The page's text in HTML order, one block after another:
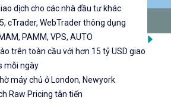
dịch cho các nhà đầu tư khác
cTrader, WebTrader thông dụng
PAMM, VPS, AUTO
trên toàn cầu với hơn 15 tỷ USD giao
mỗi ngày
máy chủ ở London, Newyork
Raw Pricing tân tiến